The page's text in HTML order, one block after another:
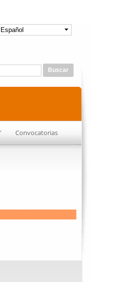
Convocatorias